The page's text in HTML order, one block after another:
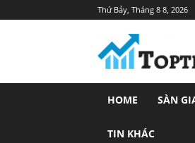
Thứ Bảy, Tháng 8 8, 2026
HOME SÀN
TIN KHÁC